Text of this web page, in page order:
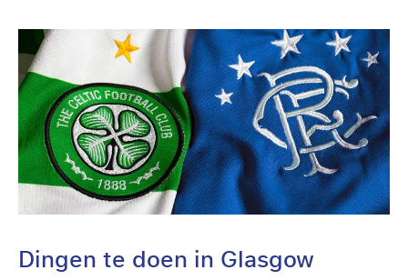
Dingen te doen in Glasgow